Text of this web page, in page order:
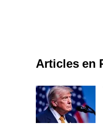
Articles en